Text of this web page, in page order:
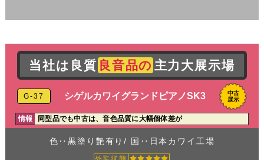
当社は良質 良音品の 主力大展示場
G-37 シゲルカワイグランドピアノSK3
中古
展示
情報 同型品でも中古は、音色品質に大幅個体差が
色‥黒塗り艶有り/ 国‥日本カワイ工場